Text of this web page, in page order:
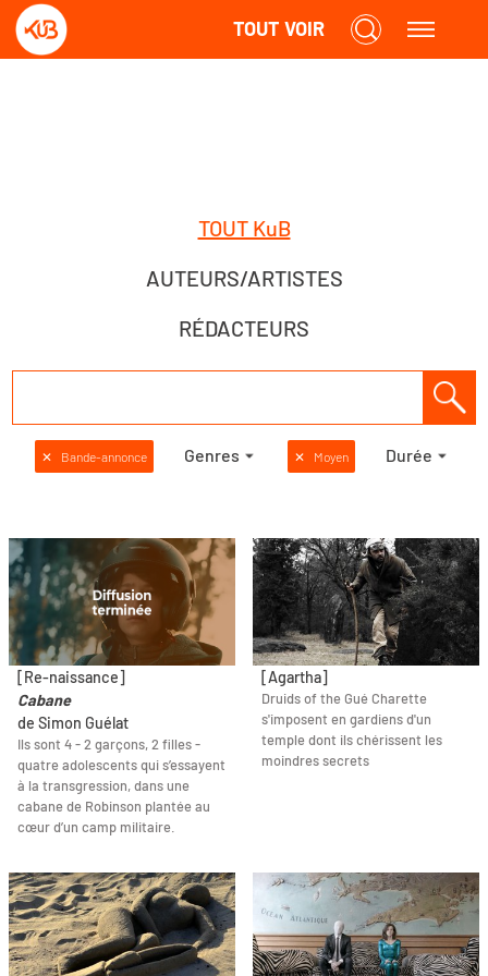
TOUT VOIR
TOUT KuB
AUTEURS/ARTISTES
RÉDACTEURS
✕ Bande-annonce Genres ✕ Moyen Durée
[Re-naissance]
Cabane
de Simon Guélat
Ils sont 4 - 2 garçons, 2 filles -
quatre adolescents qui s’essayent
à la transgression, dans une
cabane de Robinson plantée au
cœur d’un camp militaire.
[Agartha]
Druids of the Gué Charette
s'imposent en gardiens d'un
temple dont ils chérissent les
moindres secrets